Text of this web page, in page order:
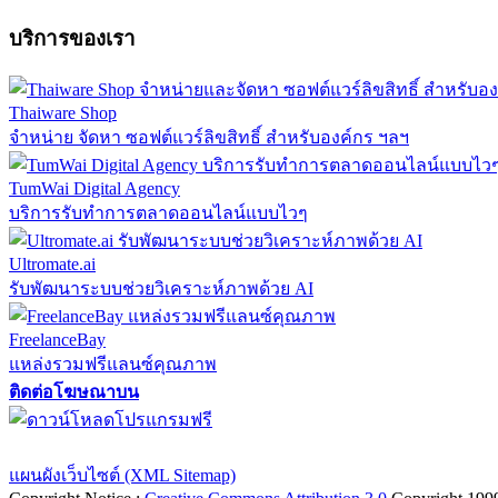
บริการของเรา
Thaiware Shop
จำหน่าย จัดหา ซอฟต์แวร์ลิขสิทธิ์ สำหรับองค์กร ฯลฯ
TumWai Digital Agency
บริการรับทำการตลาดออนไลน์แบบไวๆ
Ultromate.ai
รับพัฒนาระบบช่วยวิเคราะห์ภาพด้วย AI
FreelanceBay
แหล่งรวมฟรีแลนซ์คุณภาพ
ติดต่อโฆษณาบน
แผนผังเว็บไซต์ (XML Sitemap)